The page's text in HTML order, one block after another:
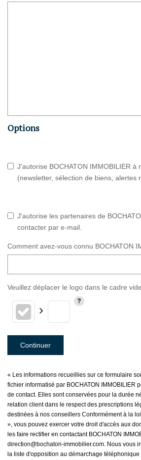
Options
J'autorise BOCHATON IMMOBILIER à
(newsletter, sélection de biens, alertes
J'autorise les partenaires de
contacter par e-mail.
Comment avez-vous connu BOCHATON
Veuillez déplacer le logo dans le cadre vide
Continuer
« Les informations recueillies sur ce formulaire
fichier informatisé par BOCHATON IMMOBILIER
de contact. Elles sont conservées pour la durée
relation client dans le respect des prescriptions
destinées à nos conseillers Conformément à la
», vous pouvez exercer votre droit d'accès aux
les faire rectifier en contactant BOCHATON
direction@bochaton-immobilier.com. Nous vous
la liste d'opposition au démarchage